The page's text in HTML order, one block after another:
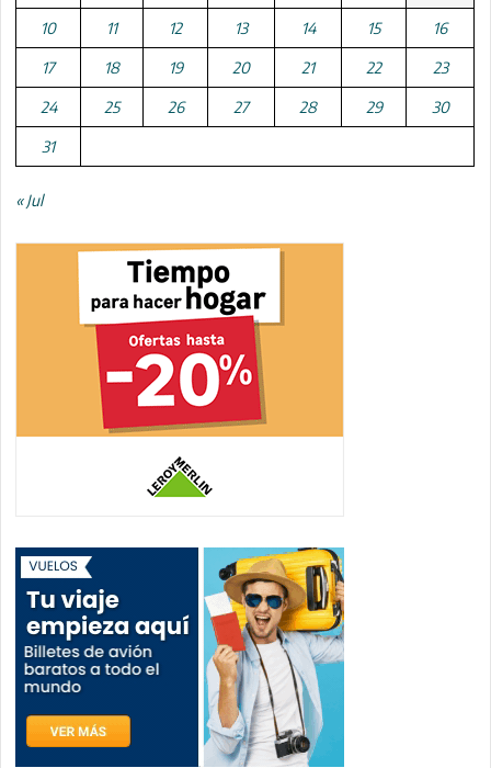
10 11 12 13 14 15 16
17 18 19 20 21 22 23
24 25 26 27 28 29 30
31
« Jul